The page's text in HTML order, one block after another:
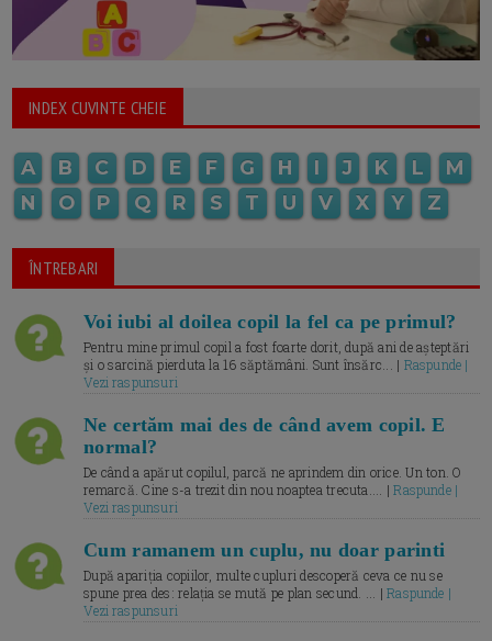
INDEX CUVINTE CHEIE
A B C D E F G H I J K L
M
N
O P Q R S T U V X Y Z
ÎNTREBARI
Voi iubi al doilea copil la fel ca pe primul?
Pentru mine primul copil a fost foarte dorit, după ani de așteptări
și o sarcină pierduta la 16 săptămâni. Sunt însărc... | Raspunde |
Vezi raspunsuri
Ne certăm mai des de când avem copil. E
normal?
De când a apărut copilul, parcă ne aprindem din orice. Un ton. O
remarcă. Cine s-a trezit din nou noaptea trecuta.... |Raspunde |
Vezi raspunsuri
Cum ramanem un cuplu, nu doar parinti
După apariția copiilor, multe cupluri descoperă ceva ce nu se
spune prea des: relația se mută pe plan secund. ... |Raspunde |
Vezi raspunsuri